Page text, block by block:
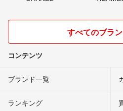
すべてのブラ
コンテンツ
ブランド一覧
ランキング